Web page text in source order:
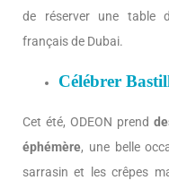
de réserver une table
français de Dubai.
Célébrer
Cet été, ODEON prend
éphémère, une belle
sarrasin et les crêpes